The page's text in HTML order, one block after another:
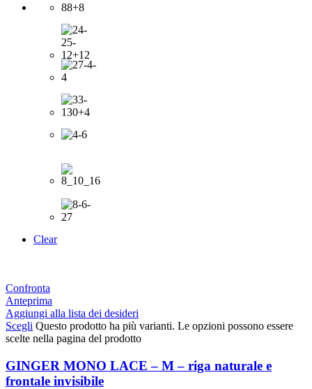
Clear
Confronta
Anteprima
Aggiungi alla lista dei desideri
Scegli Questo prodotto ha più varianti. Le opzioni possono essere
scelte nella pagina del prodotto
GINGER MONO LACE – M – riga naturale e
frontale invisibile